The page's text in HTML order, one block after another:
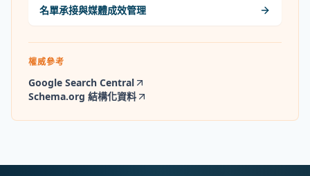
名單承接與媒體成效管理
權威參考
Google Search Central
Schema.org 結構化資料